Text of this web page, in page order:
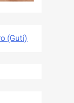
(Guti)